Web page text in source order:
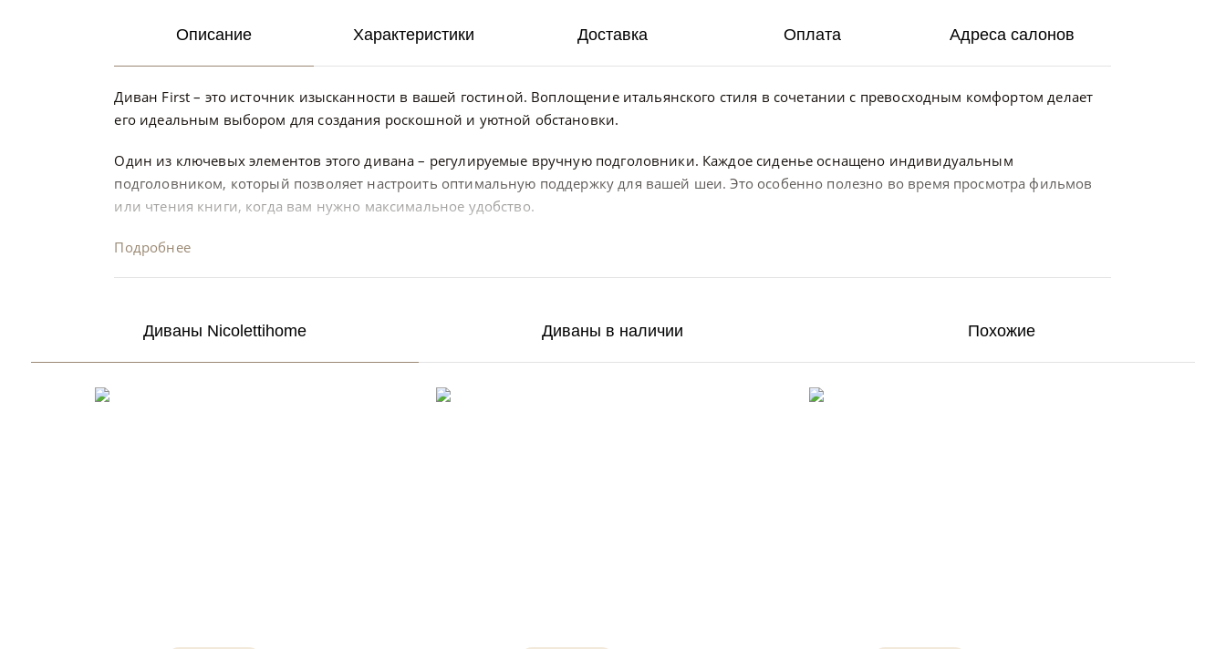
Описание
Диван First – это источник изысканности в вашей гостиной. Воплощение итальянского стиля в сочетании с превосходным комфортом делает
его идеальным выбором для создания роскошной и уютной обстановки.
Один из ключевых элементов этого дивана – регулируемые вручную подголовники. Каждое сиденье оснащено индивидуальным
подголовником, который позволяет настроить оптимальную поддержку для вашей шеи. Это особенно полезно во время просмотра фильмов
или чтения книги, когда вам нужно максимальное удобство.
Подробнее
Характеристики Доставка Оплата Адреса салонов
Диваны Nicolettihome Диваны в наличии Похожие